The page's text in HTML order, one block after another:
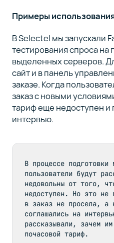
Примеры
В Selectel мы запускали
тестирования спроса на
выделенных серверов.
сайт и в панель
заказе. Когда
заказ с новыми
тариф еще недоступен и
интервью.
В процессе
пользователи будут
недовольны от того,
недоступен. Но это не
в заказ не просела, а
соглашались на
рассказывали, зачем
почасовой тариф.